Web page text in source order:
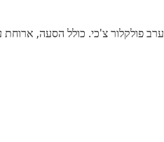
פולקלור צ'כי. כולל הסעה, ארוחת